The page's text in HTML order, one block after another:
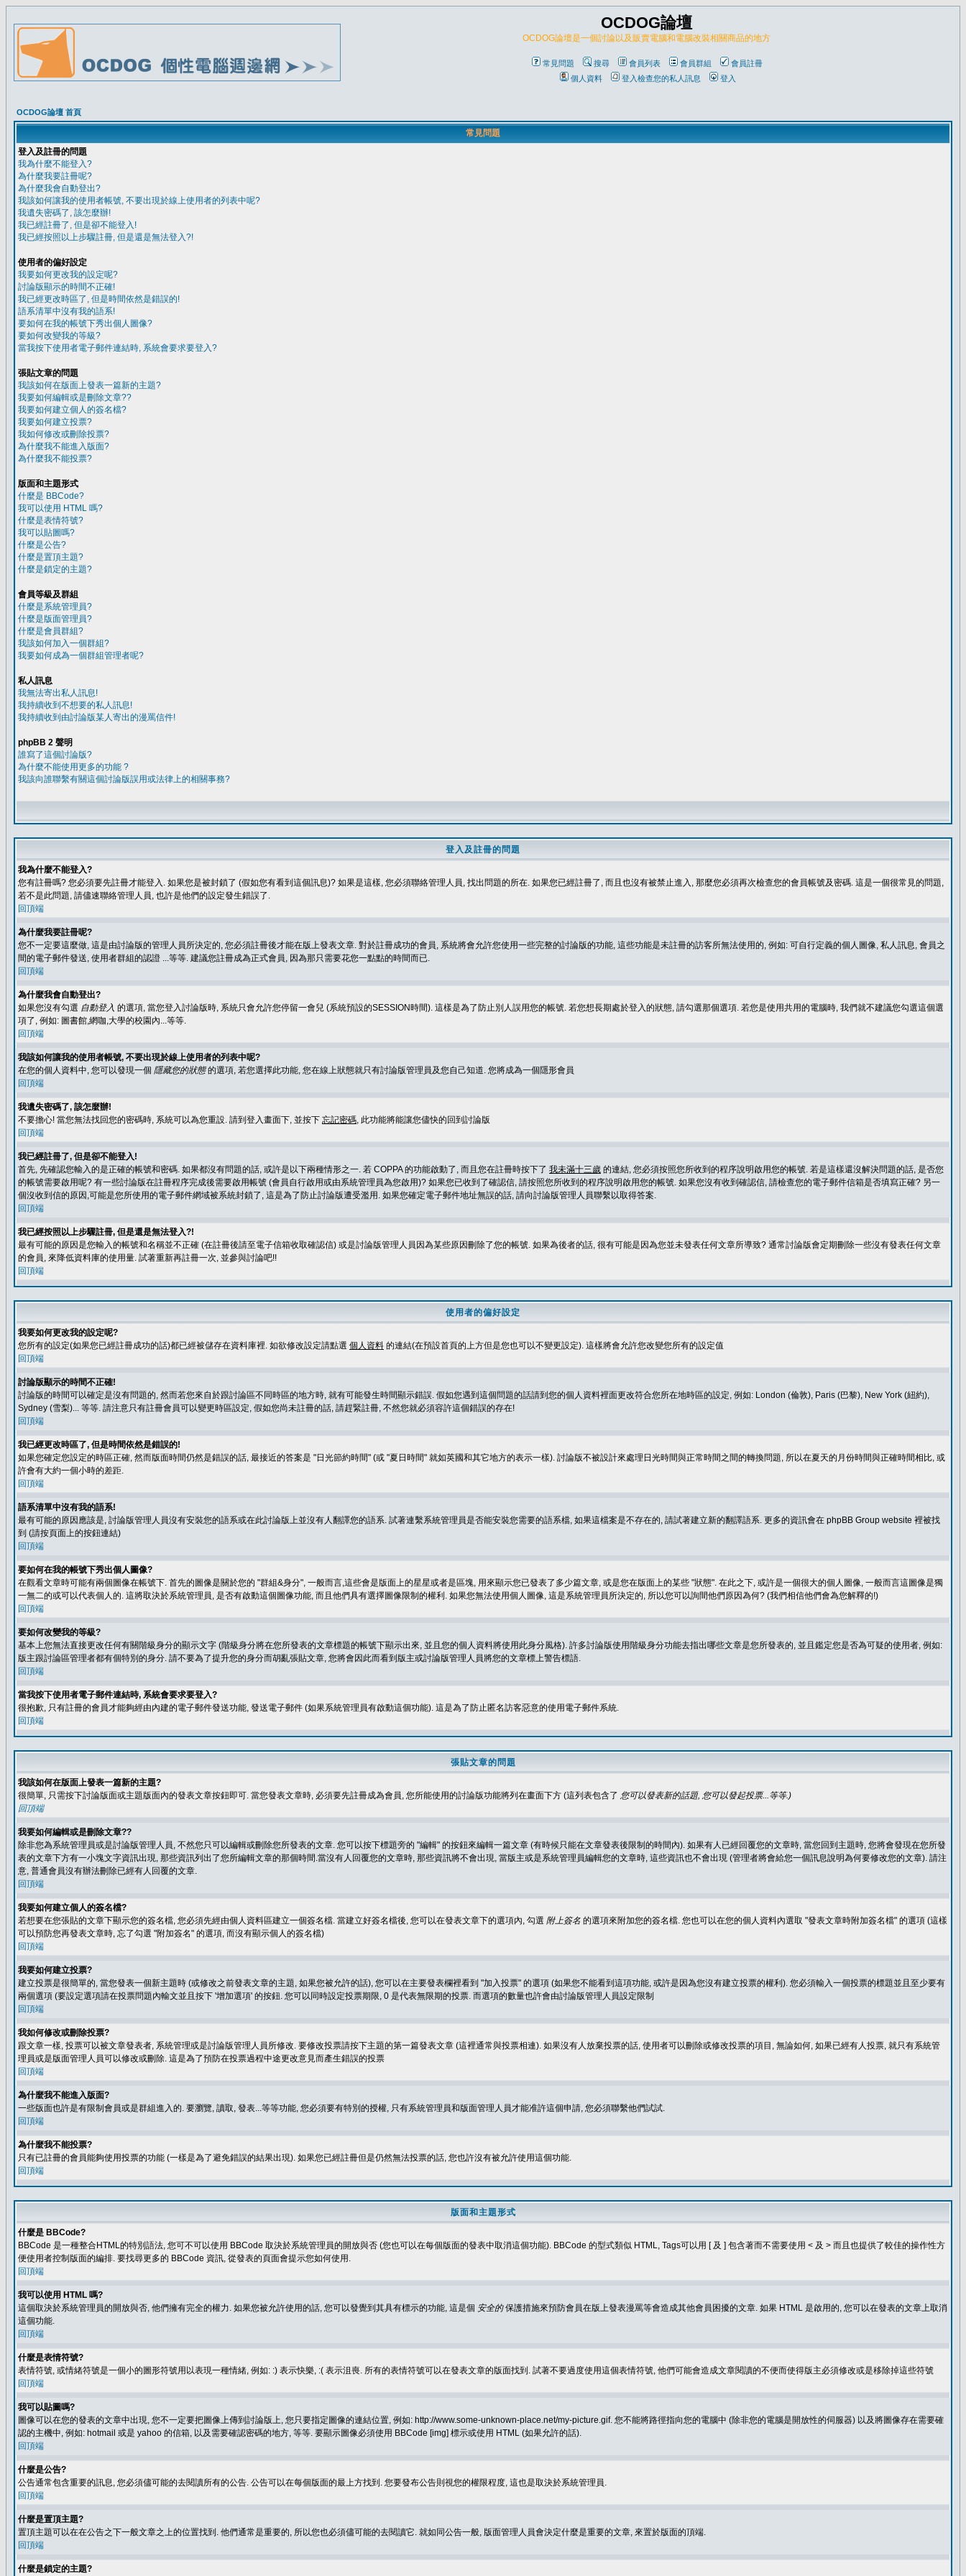
OCDOG論壇
OCDOG論壇是一個討論以及販賣電腦和電腦改裝相關商品的地方
常見問題 搜尋 會員列表 會員群組
會員註冊
個人資料
登入檢查您的私人訊息 登入
OCDOG論壇 首頁
常見問題
登入及註冊的問題
我為什麼不能登入?
為什麼我要註冊呢?
為什麼我會自動登出?
我該如何讓我的使用者帳號, 不要出現於線上使用者的列表中呢?
我遺失密碼了, 該怎麼辦!
我已經註冊了, 但是卻不能登入!
我已經按照以上步驟註冊, 但是還是無法登入?!
使用者的偏好設定
我要如何更改我的設定呢?
討論版顯示的時間不正確!
我已經更改時區了, 但是時間依然是錯誤的!
語系清單中沒有我的語系!
要如何在我的帳號下秀出個人圖像?
要如何改變我的等級?
當我按下使用者電子郵件連結時, 系統會要求要登入?
張貼文章的問題
我該如何在版面上發表一篇新的主題?
我要如何編輯或是刪除文章??
我要如何建立個人的簽名檔?
我要如何建立投票?
我如何修改或刪除投票?
為什麼我不能進入版面?
為什麼我不能投票?
版面和主題形式
什麼是 BBCode?
我可以使用 HTML 嗎?
什麼是表情符號?
我可以貼圖嗎?
什麼是公告?
什麼是置頂主題?
什麼是鎖定的主題?
會員等級及群組
什麼是系統管理員?
什麼是版面管理員?
什麼是會員群組?
我該如何加入一個群組?
我要如何成為一個群組管理者呢?
私人訊息
我無法寄出私人訊息!
我持續收到不想要的私人訊息!
我持續收到由討論版某人寄出的漫罵信件!
phpBB 2 聲明
誰寫了這個討論版?
為什麼不能使用更多的功能 ?
我該向誰聯繫有關這個討論版誤用或法律上的相關事務?
登入及註冊的問題
我為什麼不能登入?
您有註冊嗎? 您必須要先註冊才能登入. 如果您是被封鎖了 (假如您有看到這個訊息)? 如果是這樣, 您必須聯絡管理人員, 找出問題的所在. 如果您已經註冊了, 而且也沒有被禁止進入, 那麼您必須再次檢查您的會員帳號及密碼. 這是一個很常見的問題,
若不是此問題, 請儘速聯絡管理人員, 也許是他們的設定發生錯誤了.
回頂端
為什麼我要註冊呢?
您不一定要這麼做, 這是由討論版的管理人員所決定的, 您必須註冊後才能在版上發表文章. 對於註冊成功的會員, 系統將會允許您使用一些完整的討論版的功能, 這些功能是未註冊的訪客所無法使用的, 例如: 可自行定義的個人圖像, 私人訊息, 會員之
間的電子郵件發送, 使用者群組的認證 ...等等. 建議您註冊成為正式會員, 因為那只需要花您一點點的時間而已.
回頂端
為什麼我會自動登出?
如果您沒有勾選 自動登入 的選項, 當您登入討論版時, 系統只會允許您停留一會兒 (系統預設的SESSION時間). 這樣是為了防止別人誤用您的帳號. 若您想長期處於登入的狀態, 請勾選那個選項. 若您是使用共用的電腦時, 我們就不建議您勾選這個選
項了, 例如: 圖書館,網咖,大學的校園內...等等.
回頂端
我該如何讓我的使用者帳號, 不要出現於線上使用者的列表中呢?
在您的個人資料中, 您可以發現一個 隱藏您的狀態的選項, 若您選擇此功能, 您在線上狀態就只有討論版管理員及您自己知道. 您將成為一個隱形會員
回頂端
我遺失密碼了, 該怎麼辦!
不要擔心! 當您無法找回您的密碼時, 系統可以為您重設. 請到登入畫面下, 並按下 忘記密碼, 此功能將能讓您儘快的回到討論版
回頂端
我已經註冊了, 但是卻不能登入!
首先, 先確認您輸入的是正確的帳號和密碼. 如果都沒有問題的話, 或許是以下兩種情形之一. 若 COPPA 的功能啟動了, 而且您在註冊時按下了 我未滿十三歲 的連結, 您必須按照您所收到的程序說明啟用您的帳號. 若是這樣還沒解決問題的話, 是否您
的帳號需要啟用呢? 有一些討論版在註冊程序完成後需要啟用帳號 (會員自行啟用或由系統管理員為您啟用)? 如果您已收到了確認信, 請按照您所收到的程序說明啟用您的帳號. 如果您沒有收到確認信, 請檢查您的電子郵件信箱是否填寫正確? 另一
個沒收到信的原因,可能是您所使用的電子郵件網域被系統封鎖了, 這是為了防止討論版遭受濫用. 如果您確定電子郵件地址無誤的話, 請向討論版管理人員聯繫以取得答案.
回頂端
我已經按照以上步驟註冊, 但是還是無法登入?!
最有可能的原因是您輸入的帳號和名稱並不正確 (在註冊後請至電子信箱收取確認信) 或是討論版管理人員因為某些原因刪除了您的帳號. 如果為後者的話, 很有可能是因為您並未發表任何文章所導致? 通常討論版會定期刪除一些沒有發表任何文章
的會員, 來降低資料庫的使用量. 試著重新再註冊一次, 並參與討論吧!!
回頂端
使用者的偏好設定
我要如何更改我的設定呢?
您所有的設定(如果您已經註冊成功的話)都已經被儲存在資料庫裡. 如欲修改設定請點選 個人資料 的連結(在預設首頁的上方但是您也可以不變更設定). 這樣將會允許您改變您所有的設定值
回頂端
討論版顯示的時間不正確!
討論版的時間可以確定是沒有問題的, 然而若您來自於跟討論區不同時區的地方時, 就有可能發生時間顯示錯誤. 假如您遇到這個問題的話請到您的個人資料裡面更改符合您所在地時區的設定, 例如: London (倫敦), Paris (巴黎), New York (紐約),
Sydney (雪梨)... 等等. 請注意只有註冊會員可以變更時區設定, 假如您尚未註冊的話, 請趕緊註冊, 不然您就必須容許這個錯誤的存在!
回頂端
我已經更改時區了, 但是時間依然是錯誤的!
如果您確定您設定的時區正確, 然而版面時間仍然是錯誤的話, 最接近的答案是 "日光節約時間" (或 "夏日時間" 就如英國和其它地方的表示一樣). 討論版不被設計來處理日光時間與正常時間之間的轉換問題, 所以在夏天的月份時間與正確時間相比, 或
許會有大約一個小時的差距.
回頂端
語系清單中沒有我的語系!
最有可能的原因應該是, 討論版管理人員沒有安裝您的語系或在此討論版上並沒有人翻譯您的語系. 試著連繫系統管理員是否能安裝您需要的語系檔, 如果這檔案是不存在的, 請試著建立新的翻譯語系. 更多的資訊會在 phpBB Group website 裡被找
到 (請按頁面上的按鈕連結)
回頂端
要如何在我的帳號下秀出個人圖像?
在觀看文章時可能有兩個圖像在帳號下. 首先的圖像是關於您的 "群組&身分", 一般而言,這些會是版面上的星星或者是區塊, 用來顯示您已發表了多少篇文章, 或是您在版面上的某些 "狀態". 在此之下, 或許是一個很大的個人圖像, 一般而言這圖像是獨
一無二的或可以代表個人的. 這將取決於系統管理員, 是否有啟動這個圖像功能, 而且他們具有選擇圖像限制的權利. 如果您無法使用個人圖像, 這是系統管理員所決定的, 所以您可以詢間他們原因為何? (我們相信他們會為您解釋的!)
回頂端
要如何改變我的等級?
基本上您無法直接更改任何有關階級身分的顯示文字 (階級身分將在您所發表的文章標題的帳號下顯示出來, 並且您的個人資料將使用此身分風格). 許多討論版使用階級身分功能去指出哪些文章是您所發表的, 並且鑑定您是否為可疑的使用者, 例如:
版主跟討論區管理者都有個特別的身分. 請不要為了提升您的身分而胡亂張貼文章, 您將會因此而看到版主或討論版管理人員將您的文章標上警告標語.
回頂端
當我按下使用者電子郵件連結時, 系統會要求要登入?
很抱歉, 只有註冊的會員才能夠經由內建的電子郵件發送功能, 發送電子郵件 (如果系統管理員有啟動這個功能). 這是為了防止匿名訪客惡意的使用電子郵件系統.
回頂端
張貼文章的問題
我該如何在版面上發表一篇新的主題?
很簡單, 只需按下討論版面或主題版面內的發表文章按鈕即可. 當您發表文章時, 必須要先註冊成為會員, 您所能使用的討論版功能將列在畫面下方 (這列表包含了 您可以發表新的話題, 您可以發起投票...等等.)
回頂端
我要如何編輯或是刪除文章??
除非您為系統管理員或是討論版管理人員, 不然您只可以編輯或刪除您所發表的文章. 您可以按下標題旁的 "編輯" 的按鈕來編輯一篇文章 (有時候只能在文章發表後限制的時間內). 如果有人已經回覆您的文章時, 當您回到主題時, 您將會發現在您所發
表的文章下方有一小塊文字資訊出現, 那些資訊列出了您所編輯文章的那個時間.當沒有人回覆您的文章時, 那些資訊將不會出現, 當版主或是系統管理員編輯您的文章時, 這些資訊也不會出現 (管理者將會給您一個訊息說明為何要修改您的文章). 請注
意, 普通會員沒有辦法刪除已經有人回覆的文章.
回頂端
我要如何建立個人的簽名檔?
若想要在您張貼的文章下顯示您的簽名檔, 您必須先經由個人資料區建立一個簽名檔. 當建立好簽名檔後, 您可以在發表文章下的選項內, 勾選 附上簽名 的選項來附加您的簽名檔. 您也可以在您的個人資料內選取 "發表文章時附加簽名檔" 的選項 (這樣
可以預防您再發表文章時, 忘了勾選 "附加簽名" 的選項, 而沒有顯示個人的簽名檔)
回頂端
我要如何建立投票?
建立投票是很簡單的, 當您發表一個新主題時 (或修改之前發表文章的主題, 如果您被允許的話), 您可以在主要發表欄裡看到 "加入投票" 的選項 (如果您不能看到這項功能, 或許是因為您沒有建立投票的權利). 您必須輸入一個投票的標題並且至少要有
兩個選項 (要設定選項請在投票問題內輸文並且按下 '增加選項' 的按鈕. 您可以同時設定投票期限, 0 是代表無限期的投票. 而選項的數量也許會由討論版管理人員設定限制
回頂端
我如何修改或刪除投票?
跟文章一樣, 投票可以被文章發表者, 系統管理或是討論版管理人員所修改. 要修改投票請按下主題的第一篇發表文章 (這裡通常與投票相連). 如果沒有人放棄投票的話, 使用者可以刪除或修改投票的項目, 無論如何, 如果已經有人投票, 就只有系統管
理員或是版面管理人員可以修改或刪除. 這是為了預防在投票過程中途更改意見而產生錯誤的投票
回頂端
為什麼我不能進入版面?
一些版面也許是有限制會員或是群組進入的. 要瀏覽, 讀取, 發表...等等功能, 您必須要有特別的授權, 只有系統管理員和版面管理人員才能准許這個申請, 您必須聯繫他們試試.
回頂端
為什麼我不能投票?
只有已註冊的會員能夠使用投票的功能 (一樣是為了避免錯誤的結果出現). 如果您已經註冊但是仍然無法投票的話, 您也許沒有被允許使用這個功能.
回頂端
版面和主題形式
什麼是 BBCode?
BBCode 是一種整合HTML的特別語法, 您可不可以使用 BBCode 取決於系統管理員的開放與否 (您也可以在每個版面的發表中取消這個功能). BBCode 的型式類似 HTML, Tags可以用 [ 及 ] 包含著而不需要使用 < 及 > 而且也提供了較佳的操作性方
便使用者控制版面的編排. 要找尋更多的 BBCode 資訊, 從發表的頁面會提示您如何使用.
回頂端
我可以使用 HTML 嗎?
這個取決於系統管理員的開放與否, 他們擁有完全的權力. 如果您被允許使用的話, 您可以發覺到其具有標示的功能, 這是個 安全的保護措施來預防會員在版上發表漫罵等會造成其他會員困擾的文章. 如果 HTML 是啟用的, 您可以在發表的文章上取消
這個功能.
回頂端
什麼是表情符號?
表情符號, 或情緒符號是一個小的圖形符號用以表現一種情緒, 例如: :) 表示快樂, :( 表示沮喪. 所有的表情符號可以在發表文章的版面找到. 試著不要過度使用這個表情符號, 他們可能會造成文章閱讀的不便而使得版主必須修改或是移除掉這些符號
回頂端
我可以貼圖嗎?
圖像可以在您的發表的文章中出現, 您不一定要把圖像上傳到討論版上, 您只要指定圖像的連結位置, 例如: http://www.some-unknown-place.net/my-picture.gif. 您不能將路徑指向您的電腦中 (除非您的電腦是開放性的伺服器) 以及將圖像存在需要確
認的主機中, 例如: hotmail 或是 yahoo 的信箱, 以及需要確認密碼的地方, 等等. 要顯示圖像必須使用 BBCode [img] 標示或使用 HTML (如果允許的話).
回頂端
什麼是公告?
公告通常包含重要的訊息, 您必須儘可能的去閱讀所有的公告. 公告可以在每個版面的最上方找到. 您要發布公告則視您的權限程度, 這也是取決於系統管理員.
回頂端
什麼是置頂主題?
置頂主題可以在在公告之下一般文章之上的位置找到. 他們通常是重要的, 所以您也必須儘可能的去閱讀它. 就如同公告一般, 版面管理人員會決定什麼是重要的文章, 來置於版面的頂端.
回頂端
什麼是鎖定的主題?